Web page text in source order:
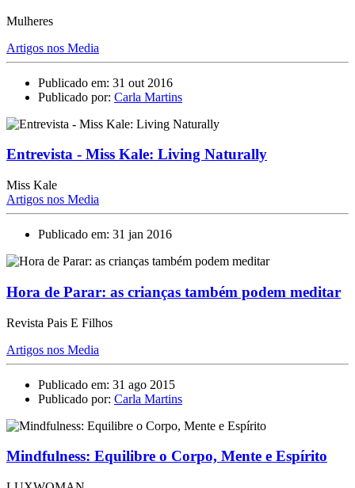
Mulheres
Artigos nos Media
Publicado em: 31 out 2016
Publicado por: Carla Martins
Entrevista - Miss Kale: Living Naturally
Miss Kale
Artigos nos Media
Publicado em: 31 jan 2016
Hora de Parar: as crianças também podem meditar
Revista Pais E Filhos
Artigos nos Media
Publicado em: 31 ago 2015
Publicado por: Carla Martins
Mindfulness: Equilibre o Corpo, Mente e Espírito